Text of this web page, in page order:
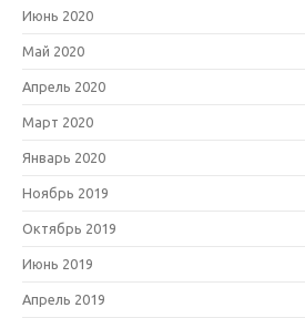
Июнь 2020
Май 2020
Апрель 2020
Март 2020
Январь 2020
Ноябрь 2019
Октябрь 2019
Июнь 2019
Апрель 2019